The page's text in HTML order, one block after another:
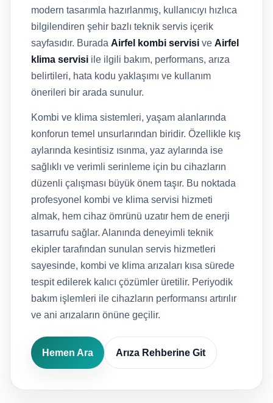
modern tasarımla hazırlanmış, kullanıcıyı hızlıca
bilgilendiren şehir bazlı teknik servis içerik
sayfasıdır. Burada Airfel kombi servisi ve Airfel
klima servisi ile ilgili bakım, performans, arıza
belirtileri, hata kodu yaklaşımı ve kullanım
önerileri bir arada sunulur.
Kombi ve klima sistemleri, yaşam alanlarında
konforun temel unsurlarından biridir. Özellikle kış
aylarında kesintisiz ısınma, yaz aylarında ise
sağlıklı ve verimli serinleme için bu cihazların
düzenli çalışması büyük önem taşır. Bu noktada
profesyonel kombi ve klima servisi hizmeti
almak, hem cihaz ömrünü uzatır hem de enerji
tasarrufu sağlar. Alanında deneyimli teknik
ekipler tarafından sunulan servis hizmetleri
sayesinde, kombi ve klima arızaları kısa sürede
tespit edilerek kalıcı çözümler üretilir. Periyodik
bakım işlemleri ile cihazların performansı artırılır
ve ani arızaların önüne geçilir.
Hemen Ara Arıza Rehberine Git